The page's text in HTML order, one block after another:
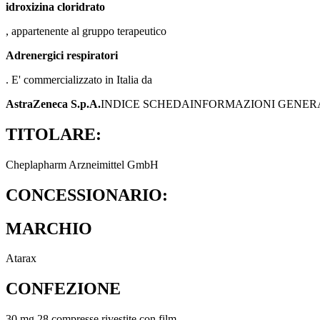
idroxizina cloridrato
, appartenente al gruppo terapeutico
Adrenergici respiratori
. E' commercializzato in Italia da
AstraZeneca S.p.A.INDICE SCHEDAINFORMAZIONI
TITOLARE:
Cheplapharm Arzneimittel GmbH
CONCESSIONARIO:
MARCHIO
Atarax
CONFEZIONE